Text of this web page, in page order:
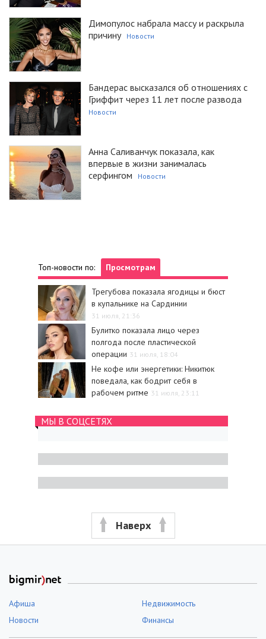
Димопулос набрала массу и раскрыла
причину
Новости
Бандерас высказался об отношениях с
Гриффит через 11 лет после развода
Новости
Анна Саливанчук показала, как
впервые в жизни занималась
серфингом
Новости
Топ-новости по: Просмотрам
Трегубова показала ягодицы и бюст
в купальнике на Сардинии
31 июля, 21:36
Булитко показала лицо через
полгода после пластической
операции 31 июля, 18:04
Не кофе или энергетики: Никитюк
поведала, как бодрит себя в
рабочем ритме 31 июля, 23:11
МЫ В СОЦСЕТЯХ
Наверх
Афиша
Недвижимость
Новости
Финансы